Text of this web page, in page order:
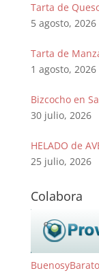
Tarta de
5 agosto, 2026
Tarta de
1 agosto, 2026
Bizcocho en
30 julio, 2026
HELADO de
25 julio, 2026
Colabora